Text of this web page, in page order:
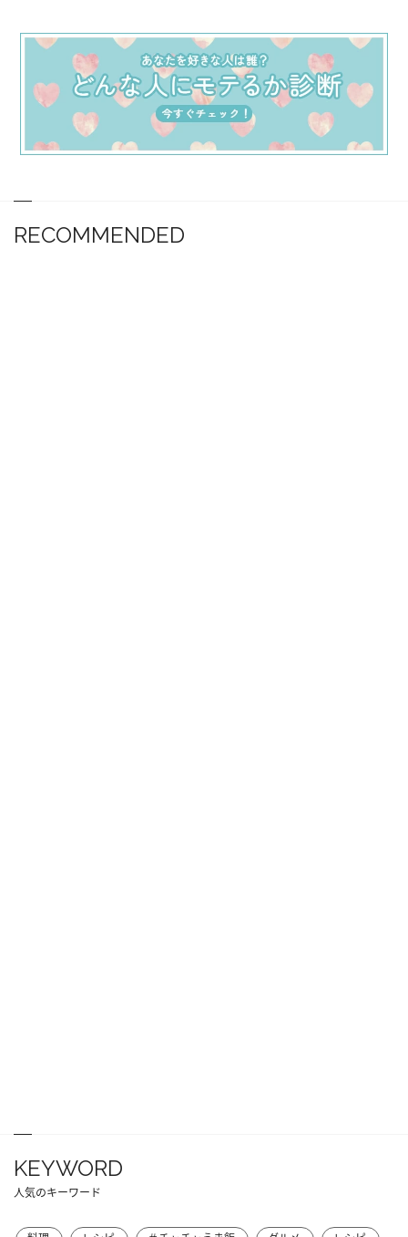
RECOMMENDED
KEYWORD
人気のキーワード